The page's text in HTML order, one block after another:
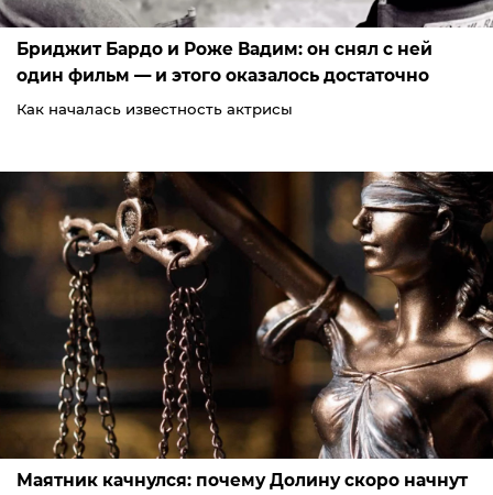
Бриджит Бардо и Роже Вадим: он снял с ней
один фильм — и этого оказалось достаточно
Как началась известность актрисы
Маятник качнулся: почему Долину скоро начнут